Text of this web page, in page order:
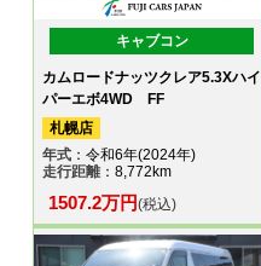
キャブコン
カムロードナッツクレア5.3Xハイ
パーエボ4WD FF
札幌店
年式 ：令和6年(2024年)
走行距離：8,772km
1507.2万円(税込)